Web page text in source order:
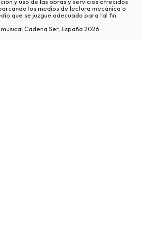
y uso de las obras y servicios ofrecidos
los medios de lectura mecánica o
que se juzgue adecuado para tal fin.
Cadena Ser, España 2026.